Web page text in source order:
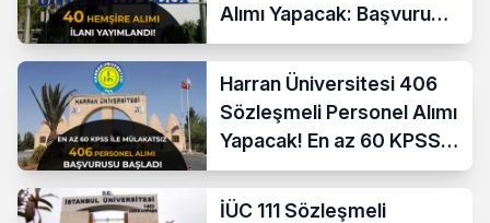
Alımı Yapacak: Başvuru
Şartları ve KPSS Puanı
Harran Üniversitesi 406
Sözleşmeli Personel Alımı
Yapacak! En az 60 KPSS
ve Lise
İÜC 111 Sözleşmeli